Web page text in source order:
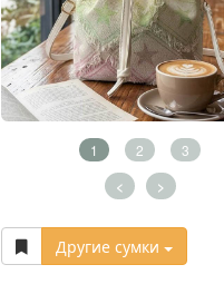
1 2 3
< >
Другие сумки